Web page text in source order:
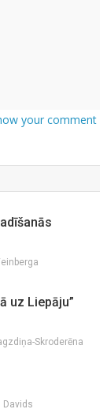
your comment
uz Liepāju”
Skroderēna